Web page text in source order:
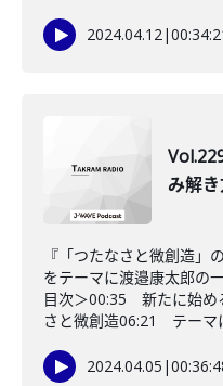
2024.04.12|
み解
『「つたなさと微創造」
をテーマに渡邉康太郎の
目次＞00:35 新たに始
さと微創造06:21 テーマ
2024.04.05 |